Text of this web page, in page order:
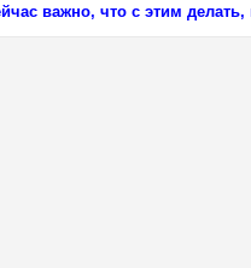
важно, что с этим